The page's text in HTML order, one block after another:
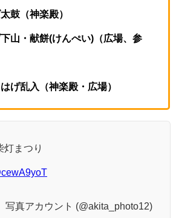
鼓（神楽殿）
山・献餅(けんぺい)（広場、参
げ乱入（神楽殿・広場）
灯まつり
真アカウント (@akita_photo12)